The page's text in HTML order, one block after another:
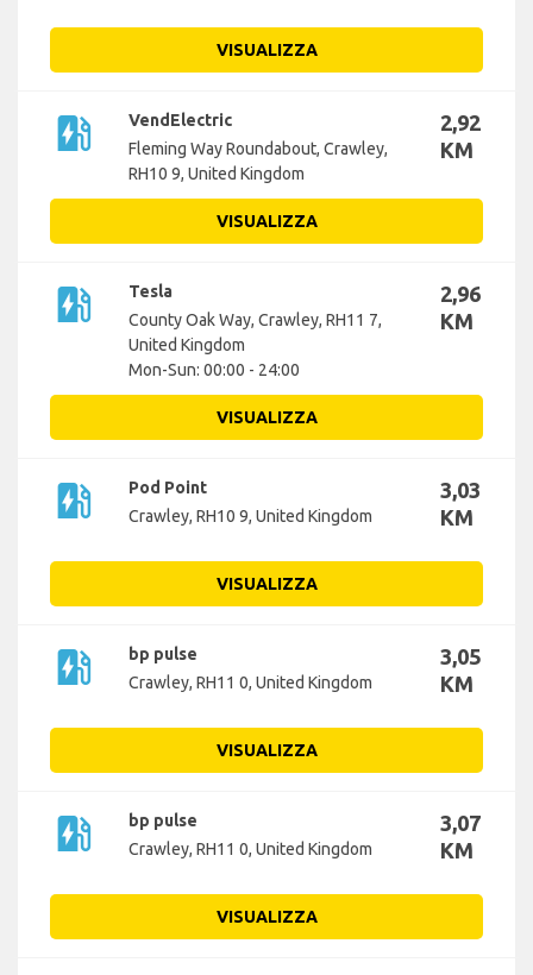
VISUALIZZA
ev_station
VendElectric
Fleming Way Roundabout, Crawley,
RH10 9, United Kingdom
2,92
KM
VISUALIZZA
ev_station
Tesla
County Oak Way, Crawley, RH11 7,
United Kingdom
Mon-Sun: 00:00 - 24:00
2,96
KM
VISUALIZZA
ev_station
Pod Point
Crawley, RH10 9, United Kingdom
3,03
KM
VISUALIZZA
ev_station
bp pulse
Crawley, RH11 0, United Kingdom
3,05
KM
VISUALIZZA
ev_station
bp pulse
Crawley, RH11 0, United Kingdom
3,07
KM
VISUALIZZA